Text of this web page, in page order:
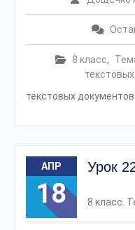
8 класс,
текстовых
АПР
18
Урок
8 класс.